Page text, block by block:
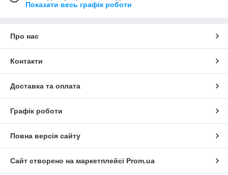
Показати весь графік роботи
Про нас
Контакти
Доставка та оплата
Графік роботи
Повна версія сайту
Сайт створено на маркетплейсі Prom.ua